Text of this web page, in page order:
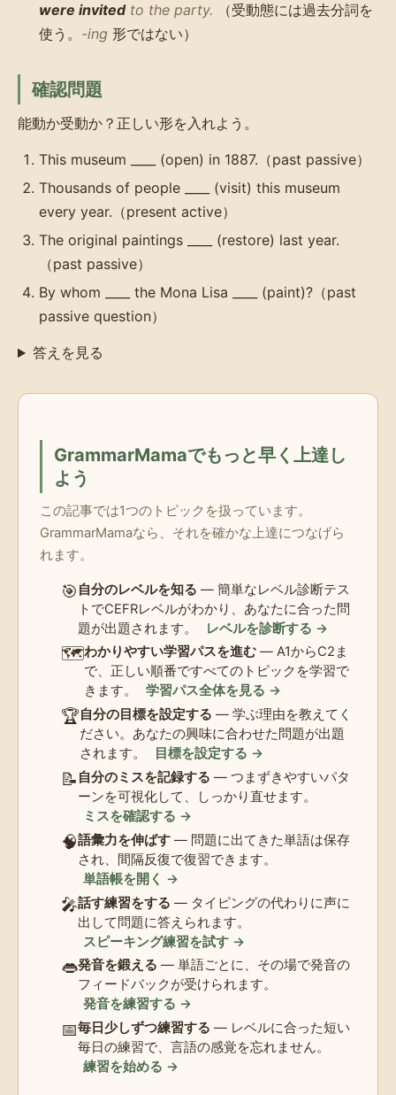
were invitedto the party. （受動態には過去分詞を
使う。 -ing 形ではない）
確認問題
能動か受動か？正しい形を入れよう。
This museum ____ (open) in 1887.（past passive）
Thousands of people ____ (visit) this museum
every year.（present active）
The original paintings ____ (restore) last year.
（past passive）
By whom ____ the Mona Lisa ____ (paint)?（past
passive question）
答えを見る
GrammarMamaでもっと早く上達し
よう
この記事では1つのトピックを扱っています。
GrammarMamaなら、それを確かな上達につなげら
れます。
🎯 自分のレベルを知る — 簡単なレベル診断テス
トでCEFRレベルがわかり、あなたに合った問
題が出題されます。
レベルを診断する →
🗺️わかりやすい学習パスを進む — A1からC2ま
で、正しい順番ですべてのトピックを学習で
きます。
学習パス全体を見る →
🏆自分の目標を設定する — 学ぶ理由を教えてく
ださい。あなたの興味に合わせた問題が出題
されます。
目標を設定する →
📝 自分のミスを記録する — つまずきやすいパタ
ーンを可視化して、しっかり直せます。
ミスを確認する →
🧠語彙力を伸ばす — 問題に出てきた単語は保存
され、間隔反復で復習できます。
単語帳を開く →
🎤話す練習をする — タイピングの代わりに声に
出して問題に答えられます。
スピーキング練習を試す →
👄発音を鍛える — 単語ごとに、その場で発音の
フィードバックが受けられます。
発音を練習する →
📅毎日少しずつ練習する — レベルに合った短い
毎日の練習で、言語の感覚を忘れません。
練習を始める →